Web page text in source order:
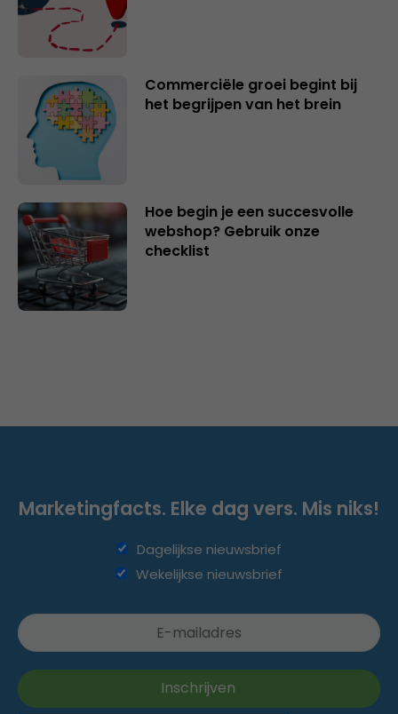
Commerciële groei begint bij
het begrijpen van het brein
Hoe begin je een succesvolle
webshop? Gebruik onze
checklist
Marketingfacts. Elke dag vers. Mis niks!
Dagelijkse nieuwsbrief
Wekelijkse nieuwsbrief